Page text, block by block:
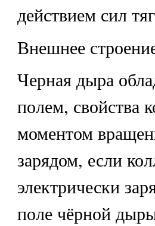
действием сил
Внешнее
Черная дыра
полем, свойства
моментом
зарядом, если
электрически
поле чёрной